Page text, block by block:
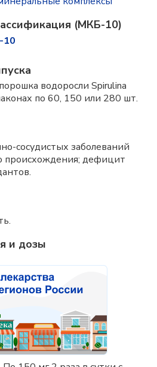
(МКБ-10)
10
водоросли Spirulina
по 60, 150 или 280 шт.
сосудистых заболеваний
происхождения; дефицит
и дозы